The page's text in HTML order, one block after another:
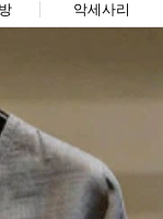
악세사리